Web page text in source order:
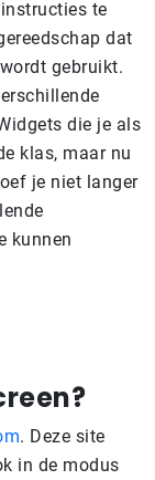
te
dat
gebruikt.
die je als
klas, maar nu
je niet langer
kunnen
. Deze site
in de modus